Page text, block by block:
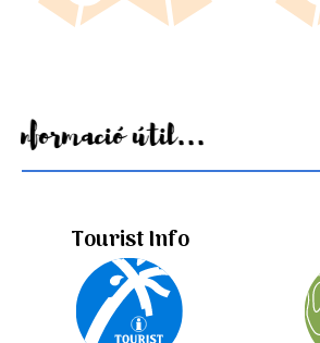
Informació útil...
Tourist Info